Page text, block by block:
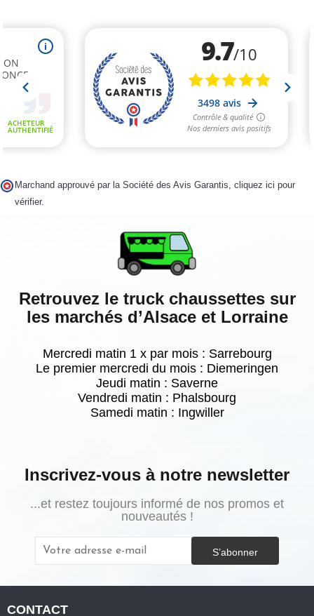
Marchand approuvé par la Société des Avis Garantis, cliquez ici pour
vérifier.
Retrouvez le truck chaussettes sur
les marchés d’Alsace et Lorraine
Mercredi matin 1 x par mois : Sarrebourg
Le premier mercredi du mois : Diemeringen
Jeudi matin : Saverne
Vendredi matin : Phalsbourg
Samedi matin : Ingwiller
Inscrivez-vous à notre newsletter
...et restez toujours informé de nos promos et
nouveautés !
S’abonner
CONTACT